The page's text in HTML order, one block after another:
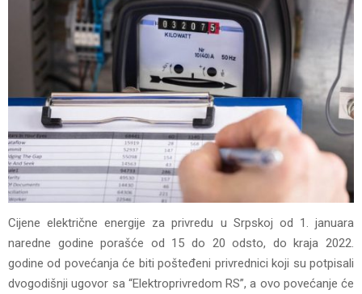
Cijene električne energije za privredu u Srpskoj od 1. januara
naredne godine porašće od 15 do 20 odsto, do kraja 2022.
godine od povećanja će biti pošteđeni privrednici koji su potpisali
dvogodišnji ugovor sa “Elektroprivredom RS”, a ovo povećanje će